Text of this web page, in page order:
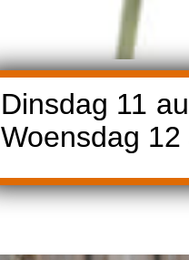
Dinsdag 11
Woensdag